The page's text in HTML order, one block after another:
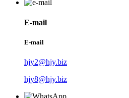
E-mail
E-mail
hjy2@hjy.biz
hjy8@hjy.biz